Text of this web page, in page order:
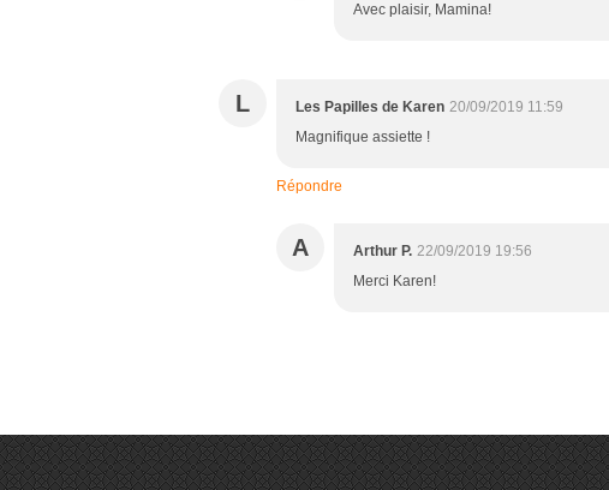
Avec plaisir, Mamina!
L Les Papilles de Karen 20/09/2019 11:59
Magnifique assiette !
Répondre
A Arthur P. 22/09/2019 19:56
Merci Karen!